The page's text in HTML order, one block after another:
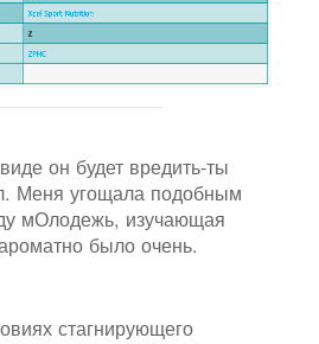
он будет вредить-ты
Меня угощала подобным
мОлодежь, изучающая
было очень.
стагнирующего